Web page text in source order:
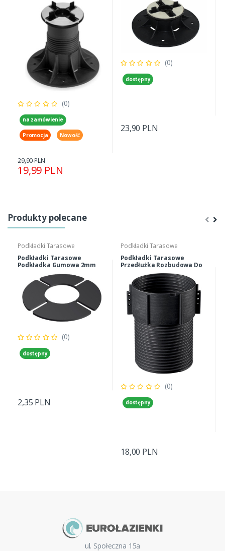
(0)
na zamówienie
Promocja Nowość
19,99 PLN
29,90 PLN
(0)
dostępny
23,90 PLN
Produkty polecane
Podkładki Tarasowe
Podkładki Tarasowe
Podkładka Gumowa 2mm
Eterno Ivica E082002000
(0)
dostępny
2,35 PLN
Podkładki Tarasowe
Podkładki Tarasowe
Przedłużka Rozbudowa Do
Podkładki Tarasowej
Eterno Ivica E044000145
(0)
dostępny
18,00 PLN
ul. Społeczna 15a